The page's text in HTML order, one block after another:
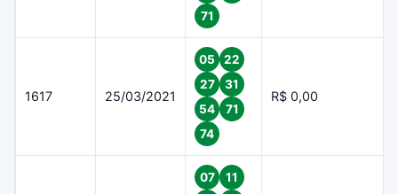
71
1617 25/03/2021
05
22
27
31
54
71
74
R$ 0,00
07
11